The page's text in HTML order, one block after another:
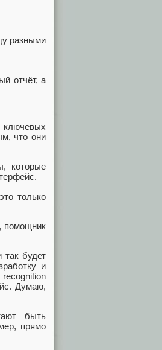
разными
отчёт, а
что они
которые
только
помощник
будет
и
Думаю,
быть
прямо